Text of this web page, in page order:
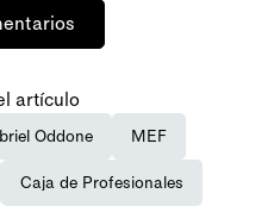
artículo
Oddone MEF
Caja de Profesionales